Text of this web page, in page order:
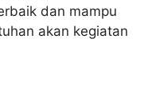
dan mampu
akan kegiatan